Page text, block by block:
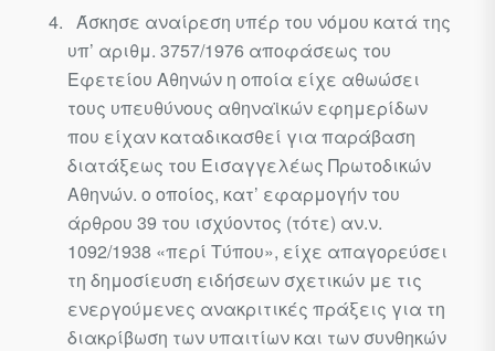
Άσκησε αναίρεση υπέρ του νόμου κατά της
υπ’ αριθμ. 3757/1976 αποφάσεως του
Εφετείου Αθηνών η οποία είχε αθωώσει
τους υπευθύ­νους αθηναϊκών εφημερίδων
που είχαν καταδικασθεί για παράβαση
διατάξεως του Εισαγγελέως Πρωτοδικών
Αθηνών. ο οποίος, κατ’ εφαρμογήν του
άρθρου 39 του ισχύοντος (τότε) αν.ν.
1092/1938 «περί Τύπου», είχε απαγορεύσει
τη δημοσίευση ειδήσεων σχετικών με τις
ενεργούμενες ανακριτικές πράξεις για τη
διακρίβωση των υπαιτίων και των συνθηκών